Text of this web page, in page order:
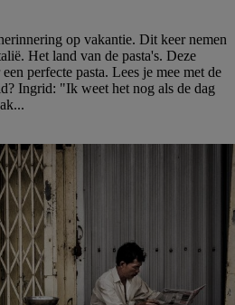
op vakantie. Dit keer nemen
Het land van de pasta's. Deze
perfecte pasta. Lees je mee met de
Ingrid: "Ik weet het nog als de dag